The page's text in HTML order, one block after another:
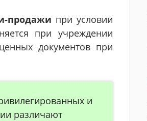
продажи при условии
при учреждении
документов при
и
различают